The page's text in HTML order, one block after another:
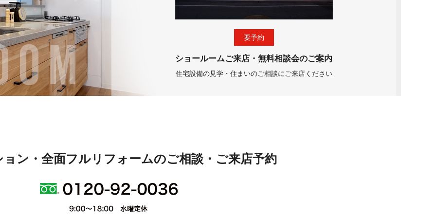
要予約
ショールームご来店・無料相談会のご案内
住宅設備の見学・住まいのご相談にご来店ください
ン・全面フルリフォームのご相談・ご来店予約